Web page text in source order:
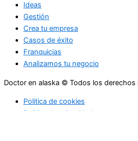
Ideas
Gestión
Crea tu empresa
Casos de éxito
Franquicias
Analizamos tu negocio
Doctor en alaska © Todos los
Politica de cookies
Politica de privacidad